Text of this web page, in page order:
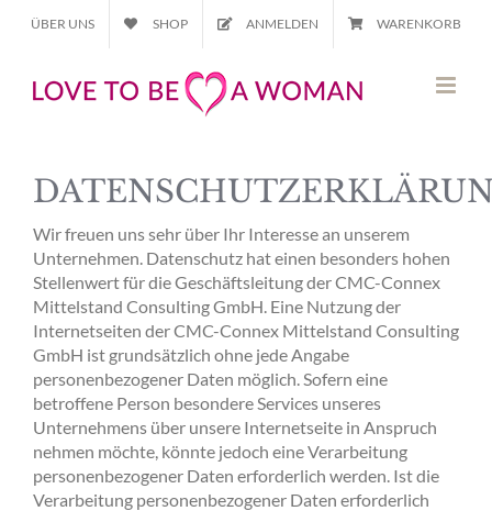
Inhalt
ÜBER UNS SHOP ANMELDEN WARENKORB
Wir freuen uns sehr über Ihr Interesse an unserem
Unternehmen. Datenschutz hat einen besonders hohen
Stellenwert für die Geschäftsleitung der CMC-Connex
Mittelstand Consulting GmbH. Eine Nutzung der
Internetseiten der CMC-Connex Mittelstand Consulting
GmbH ist grundsätzlich ohne jede Angabe
personenbezogener Daten möglich. Sofern eine
betroffene Person besondere Services unseres
Unternehmens über unsere Internetseite in Anspruch
nehmen möchte, könnte jedoch eine Verarbeitung
personenbezogener Daten erforderlich werden. Ist die
Verarbeitung personenbezogener Daten erforderlich